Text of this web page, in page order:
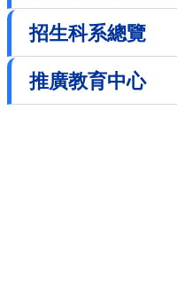
招生科系總覽
推廣教育中心